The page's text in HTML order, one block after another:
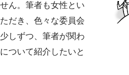
ん。筆者も女性とい
だき、色々な委員会
しずつ、筆者が関わ
ついて紹介したいと